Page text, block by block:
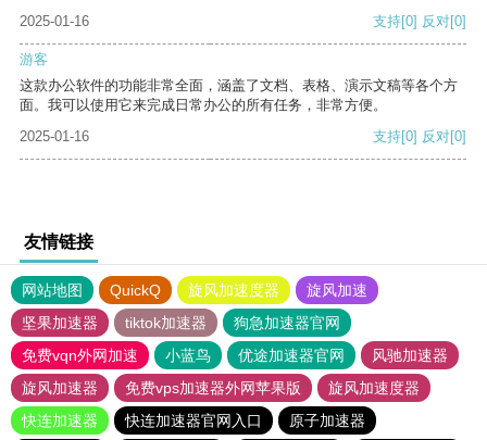
2025-01-16
支持[0] 反对[0]
游客
这款办公软件的功能非常全面，涵盖了文档、表格、演示文稿等各个方
面。我可以使用它来完成日常办公的所有任务，非常方便。
2025-01-16
支持[0] 反对[0]
友情链接
网站地图 QuickQ 旋风加速度器
旋风加速
坚果加速器
tiktok加速器
狗急加速器官网
免费vqn外网加速
小蓝鸟 优途加速器官网
风驰加速器
旋风加速器
免费vps加速器外网苹果版
旋风加速度器
快连加速器
快连加速器官网入口
原子加速器